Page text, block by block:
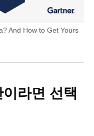
And How to Get Yours
라면 선택